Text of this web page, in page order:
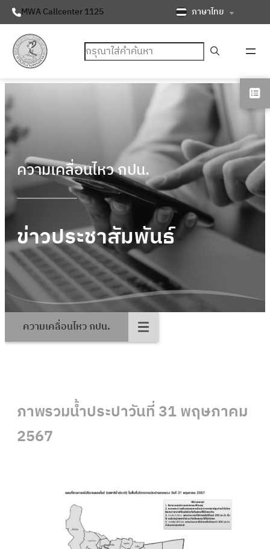
MWA Callcenter 1125 ภาษาไทย
ค้นหา
ความเคลื่อนไหว กปน.
ข่าวประชาสัมพันธ์
ความเคลื่อนไหว กปน.
ภาพรวมน้ำประปาวันที่ 31 พฤษภาคม
2567